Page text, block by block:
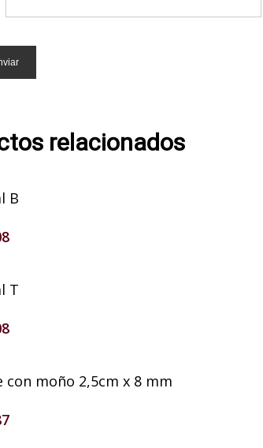
relacionados
B
T
Añadir Al Carrito
con moño 2,5cm x 8 mm